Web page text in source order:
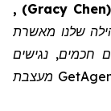
(
Gracy Chen
)
,
שלנו מאשרת
חכמים, נגישים
וממוקדי משתמש. אנו נרגשים לראות כיצד GetAgent מעצבת